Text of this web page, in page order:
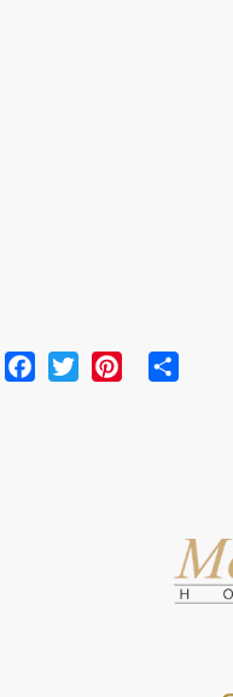
Facebook
Twitter Pinterest